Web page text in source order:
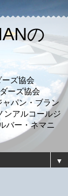
の
ーズ協会
ーズ協会
ャパン・ブラン
ンアルコールジ
バー・ネマニ
▼